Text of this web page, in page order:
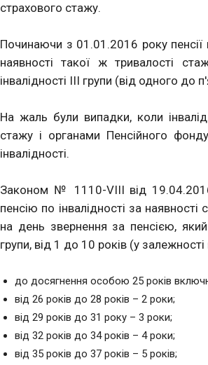
страхового стажу.
Починаючи з 01.01.2016 року пенсії
наявності такої ж тривалості
інвалідності ІІІ групи (від одного до
На жаль були випадки, коли інвалід
стажу і органами Пенсійного
інвалідності.
Законом № 1110-VIII від 19.04.2016
пенсію по інвалідності за
на день звернення за пенсією,
групи, від 1 до 10 років (у залежності
до досягнення особою 25 років
від 26 років до 28 років – 2 роки;
від 29 років до 31 року – 3 роки;
від 32 років до 34 років – 4 роки;
від 35 років до 37 років – 5 років;